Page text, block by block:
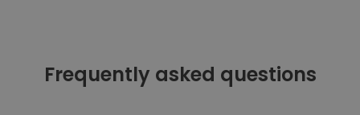
Frequently asked questions